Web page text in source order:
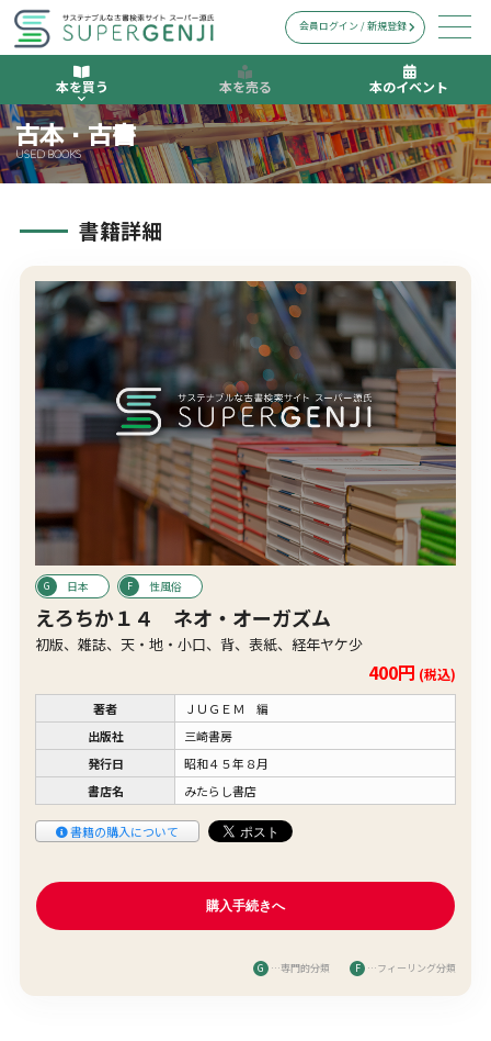
本を買う 本を売る 本のイベント
会員ログイン / 新規登録
古本・古書
USED BOOKS
書籍詳細
日本 性風俗
えろちか１４ ネオ・オーガズム
初版、雑誌、天・地・小口、背、表紙、経年ヤケ少
400円 (税込)
著者
ＪＵＧＥＭ 編
出版社
三崎書房
発行日
昭和４５年８月
書店名
みたらし書店
書籍の購入について
G …専門的分類 F …フィーリング分類